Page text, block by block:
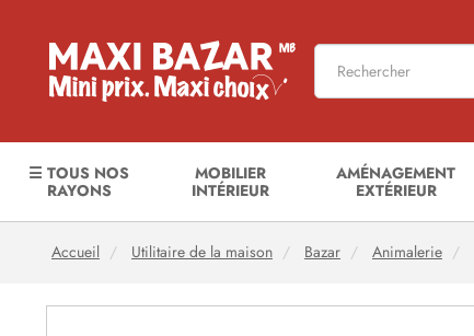
☰ TOUS NOS
RAYONS
MOBILIER
INTÉRIEUR
AMÉNAGEMENT
EXTÉRIEUR
Accueil Utilitaire de la maison Bazar Animalerie